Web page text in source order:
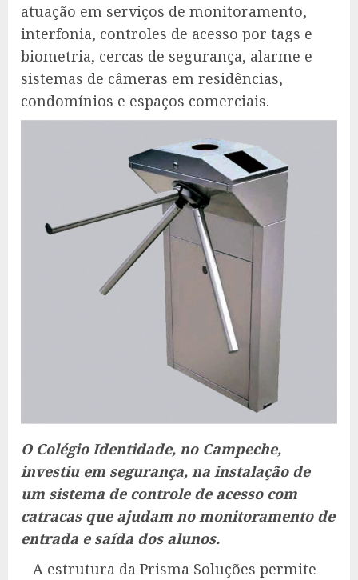
atuação em serviços de monitoramento,
interfonia, controles de acesso por tags e
biometria, cercas de segurança, alarme e
sistemas de câmeras em residências,
condomínios e espaços comerciais.
O Colégio Identidade, no Campeche,
investiu em segurança, na instalação de
um sistema de controle de acesso com
catracas que ajudam no monitoramento de
entrada e saída dos alunos.
A estrutura da Prisma Soluções permite